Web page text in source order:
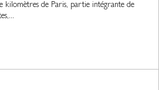
kilomètres de Paris, partie intégrante de